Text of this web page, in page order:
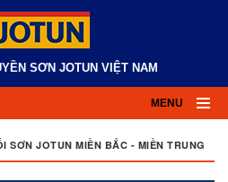
SƠN JOTUN VIỆT NAM
MENU
SƠN JOTUN MIỀN BẮC - MIỀN TRUNG